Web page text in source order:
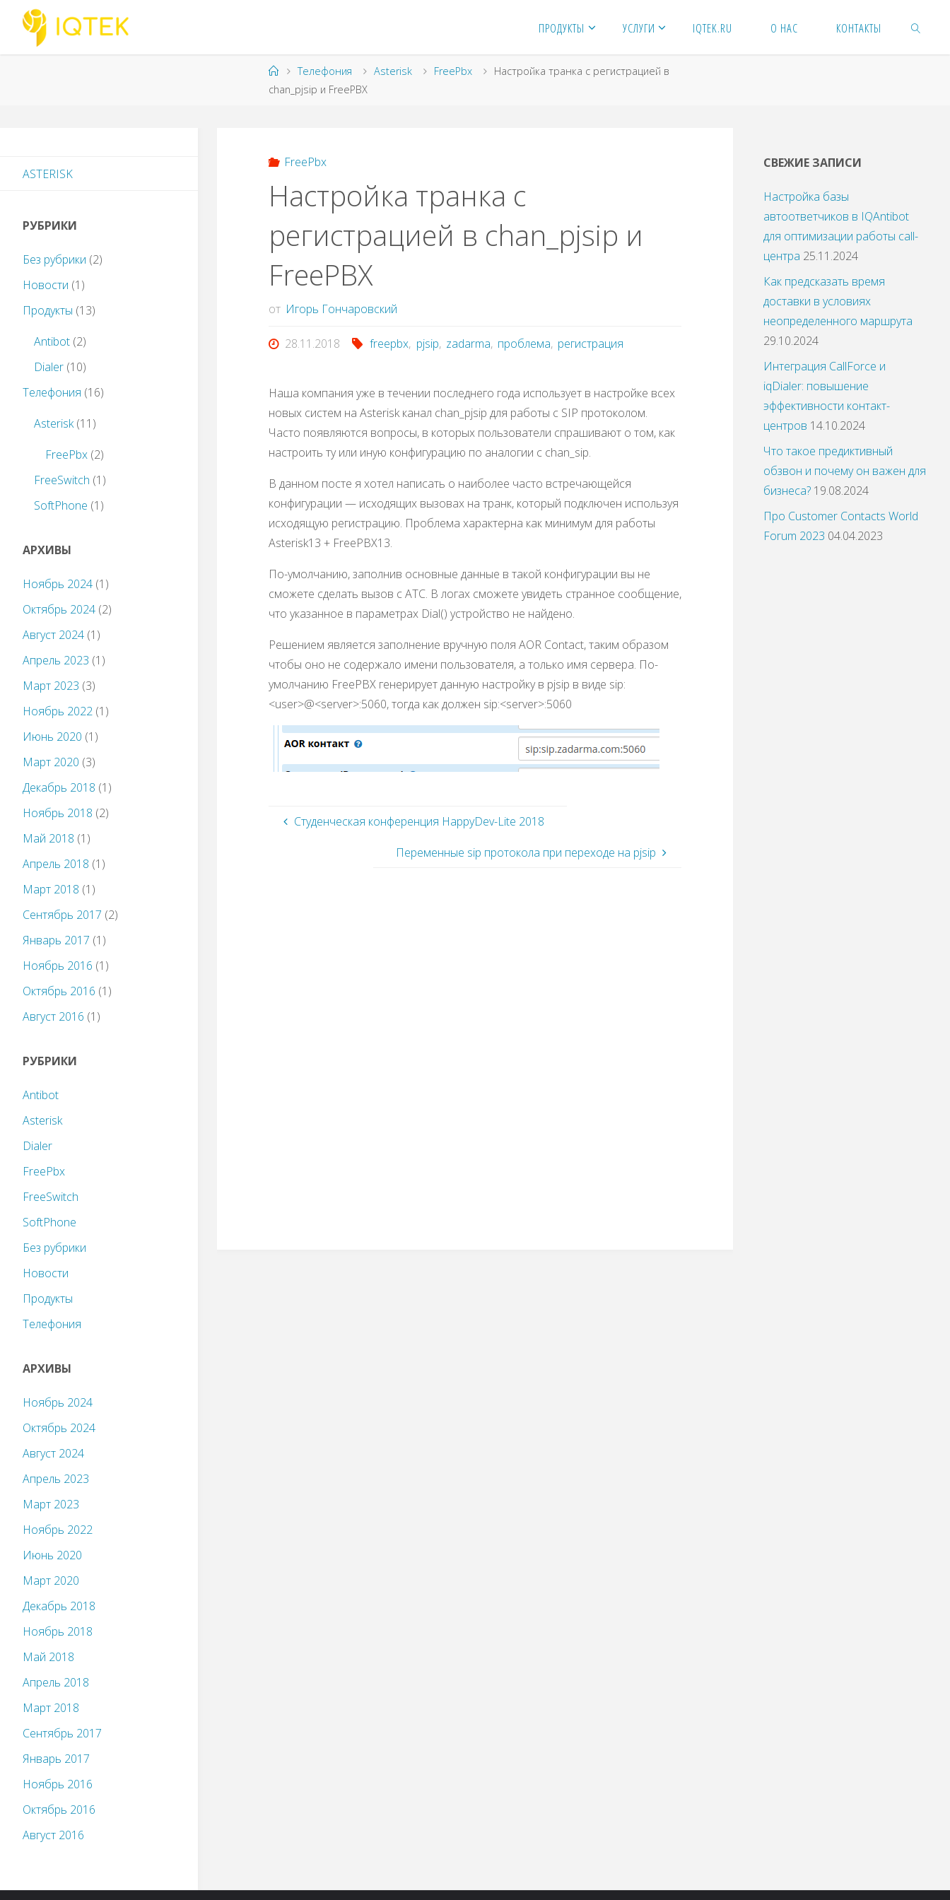
Перейти
содержимому
ПРОДУКТЫ УСЛУГИ IQTEK.RU О НАС КОНТАКТЫ
ГлавнаяТелефония Asterisk FreePbx
Настройка транка с регистрацией в
chan_pjsip и FreePBX
FreePbx
Настройка транка с
регистрацией в chan_pjsip и
FreePBX
от Игорь Гончаровский
28.11.2018 freepbx, pjsip, zadarma, проблема, регистрация
Наша компания уже в течении последнего года использует в настройке всех
новых систем на Asterisk канал chan_pjsip для работы с SIP протоколом.
Часто появляются вопросы, в которых пользователи спрашивают о том, как
настроить ту или иную конфигурацию по аналогии с chan_sip.
В данном посте я хотел написать о наиболее часто встречающейся
конфигурации — исходящих вызовах на транк, который подключен используя
исходящую регистрацию. Проблема характерна как минимум для работы
Asterisk13 + FreePBX13.
По-умолчанию, заполнив основные данные в такой конфигурации вы не
сможете сделать вызов с АТС. В логах сможете увидеть странное сообщение,
что указанное в параметрах Dial() устройство не найдено.
Решением является заполнение вручную поля AOR Contact, таким образом
чтобы оно не содержало имени пользователя, а только имя сервера. По-
умолчанию FreePBX генерирует данную настройку в pjsip в виде sip:
<user>@<server>:5060, тогда как должен sip:<server>:5060
Студенческая конференция HappyDev-Lite 2018
Переменные sip протокола при переходе на pjsip
ASTERISK
РУБРИКИ
Без рубрики (2)
Новости (1)
Продукты (13)
Antibot (2)
Dialer (10)
Телефония (16)
Asterisk(11)
FreePbx (2)
FreeSwitch (1)
SoftPhone (1)
АРХИВЫ
Ноябрь 2024 (1)
Октябрь 2024 (2)
Август 2024 (1)
Апрель 2023 (1)
Март 2023 (3)
Ноябрь 2022 (1)
Июнь 2020 (1)
Март 2020 (3)
Декабрь 2018 (1)
Ноябрь 2018 (2)
Май 2018 (1)
Апрель 2018 (1)
Март 2018 (1)
Сентябрь 2017 (2)
Январь 2017 (1)
Ноябрь 2016 (1)
Октябрь 2016 (1)
Август 2016 (1)
РУБРИКИ
Antibot
Asterisk
Dialer
FreePbx
FreeSwitch
SoftPhone
Без рубрики
Новости
Продукты
Телефония
АРХИВЫ
Ноябрь 2024
Октябрь 2024
Август 2024
Апрель 2023
Март 2023
Ноябрь 2022
Июнь 2020
Март 2020
Декабрь 2018
Ноябрь 2018
Май 2018
Апрель 2018
Март 2018
Сентябрь 2017
Январь 2017
Ноябрь 2016
Октябрь 2016
Август 2016
СВЕЖИЕ ЗАПИСИ
Настройка базы
автоответчиков в IQAntibot
для оптимизации работы call-
центра 25.11.2024
Как предсказать время
доставки в условиях
неопределенного маршрута
29.10.2024
Интеграция CallForce и
iqDialer: повышение
эффективности контакт-
центров 14.10.2024
Что такое предиктивный
обзвон и почему он важен для
бизнеса? 19.08.2024
Про Customer Contacts World
Forum 2023 04.04.2023